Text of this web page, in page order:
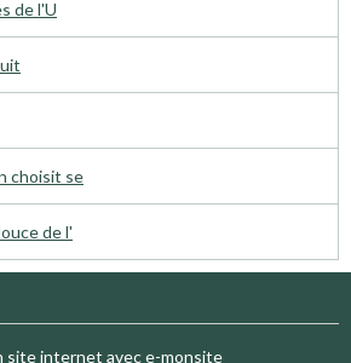
de l'U
choisit se
de l'
site internet avec e-monsite